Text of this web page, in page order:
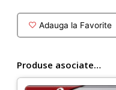
compozit
Adauga la Favorite
Produse asociate…